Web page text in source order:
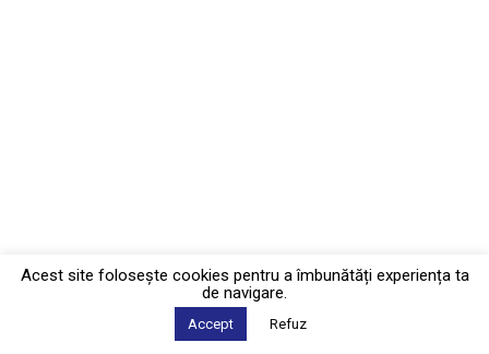
Acest site foloseşte cookies pentru a îmbunătăți experiența ta
de navigare.
Accept Refuz